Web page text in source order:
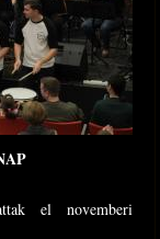
el novemberi